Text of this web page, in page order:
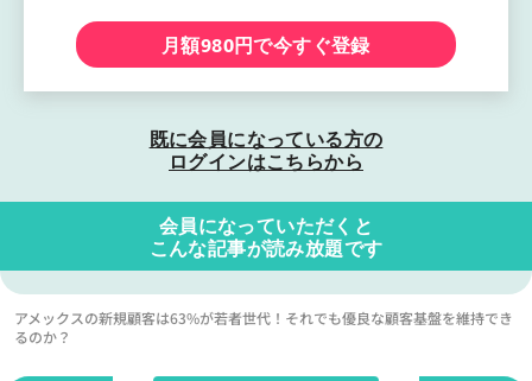
月額980円で今すぐ登録
既に会員になっている方の
ログインはこちらから
会員になっていただくと
こんな記事が読み放題です
アメックスの新規顧客は63%が若者世代！それでも優良な顧客基盤を維持でき
るのか？